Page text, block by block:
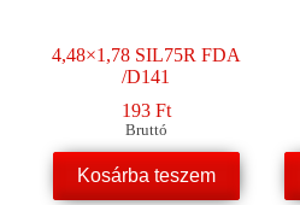
4,48×1,78 SIL75R FDA
/D141
193 Ft
Bruttó
Kosárba teszem